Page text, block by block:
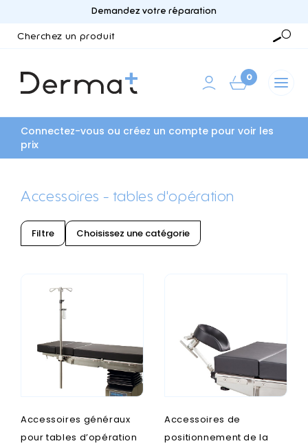
Demandez votre réparation
0
Connectez-vous ou créez un compte pour voir les
prix
Accessoires - tables d'opération
Filtre Choisissez une catégorie
Accessoires généraux
pour tables d’opération
Accessoires de
positionnement de la